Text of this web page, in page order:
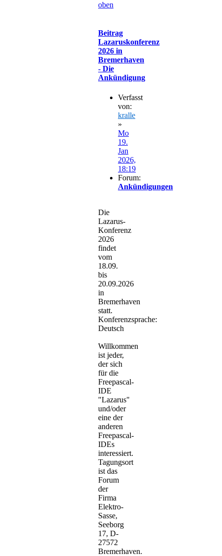
oben
Beitrag
Lazaruskonferenz
2026 in
Bremerhaven
- Die
Ankündigung
Verfasst
von:
kralle
»
Mo
19.
Jan
2026,
18:19
Forum:
Ankündigungen
Die
Lazarus-
Konferenz
2026
findet
vom
18.09.
bis
20.09.2026
in
Bremerhaven
statt.
Konferenzsprache:
Deutsch
Willkommen
ist jeder,
der sich
für die
Freepascal-
IDE
"Lazarus"
und/oder
eine der
anderen
Freepascal-
IDEs
interessiert.
Tagungsort
ist das
Forum
der
Firma
Elektro-
Sasse,
Seeborg
17, D-
27572
Bremerhaven.